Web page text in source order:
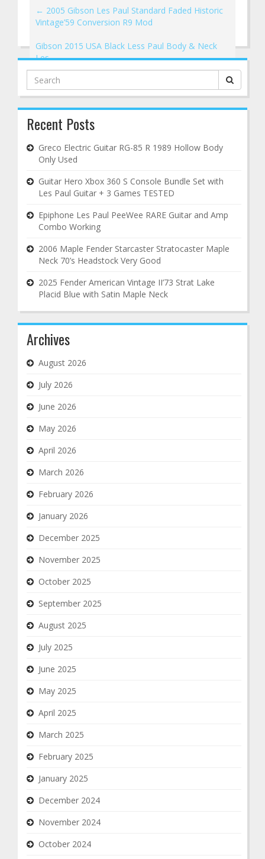
← 2005 Gibson Les Paul Standard Faded Historic
Vintage’59 Conversion R9 Mod
Gibson 2015 USA Black Less Paul Body & Neck
Les→
Search
for:
Recent Posts
Greco Electric Guitar RG-85 R 1989 Hollow Body
Only Used
Guitar Hero Xbox 360 S Console Bundle Set with
Les Paul Guitar + 3 Games TESTED
Epiphone Les Paul PeeWee RARE Guitar and Amp
Combo Working
2006 Maple Fender Starcaster Stratocaster Maple
Neck 70’s Headstock Very Good
2025 Fender American Vintage II’73 Strat Lake
Placid Blue with Satin Maple Neck
Archives
August 2026
July 2026
June 2026
May 2026
April 2026
March 2026
February 2026
January 2026
December 2025
November 2025
October 2025
September 2025
August 2025
July 2025
June 2025
May 2025
April 2025
March 2025
February 2025
January 2025
December 2024
November 2024
October 2024